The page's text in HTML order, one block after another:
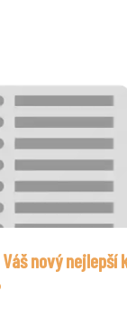
nový nejlepší